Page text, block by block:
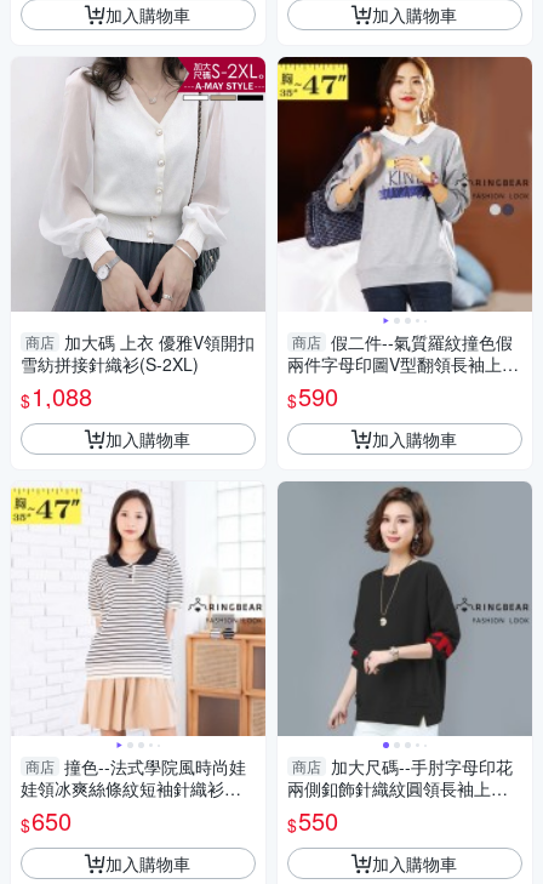
加入購物車
商店 加大碼 上衣 優雅V領開扣
雪紡拼接針織衫(S-2XL)
$1,088
加入購物車
商店 撞色--法式學院風時尚娃
娃領冰爽絲條紋短袖針織衫上
衣(黑.杏L-3L)-U821眼圈熊中大
尺碼
$650
加入購物車
加入購物車
商店 假二件--氣質羅紋撞色假
兩件字母印圖V型翻領長袖上衣
(淺灰.深灰L-3L)-X422眼圈熊中
大尺碼
$590
加入購物車
商店 加大尺碼--手肘字母印花
兩側釦飾針織紋圓領長袖上衣
(黑.粉.藍XL-3L)-X457眼圈熊中
大尺碼
$550
加入購物車